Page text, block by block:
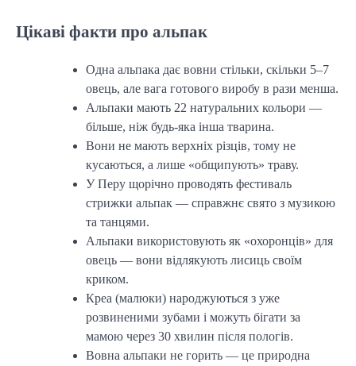
Цікаві факти про альпак
Одна альпака дає вовни стільки, скільки 5–7
овець, але вага готового виробу в рази менша.
Альпаки мають 22 натуральних кольори —
більше, ніж будь-яка інша тварина.
Вони не мають верхніх різців, тому не
кусаються, а лише «общипують» траву.
У Перу щорічно проводять фестиваль
стрижки альпак — справжнє свято з музикою
та танцями.
Альпаки використовують як «охоронців» для
овець — вони відлякують лисиць своїм
криком.
Креа (малюки) народжуються з уже
розвиненими зубами і можуть бігати за
мамою через 30 хвилин після пологів.
Вовна альпаки не горить — це природна